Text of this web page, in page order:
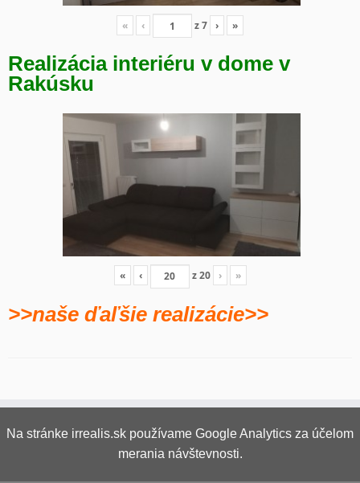
« ‹ z7 › »
Realizácia interiéru v dome v
Rakúsku
« ‹ z20 › »
>>naše ďaľšie realizácie>>
Na stránke irrealis.sk používame Google Analytics za účelom
merania návštevnosti.